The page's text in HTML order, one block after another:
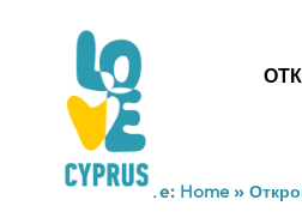
You are here: Home»